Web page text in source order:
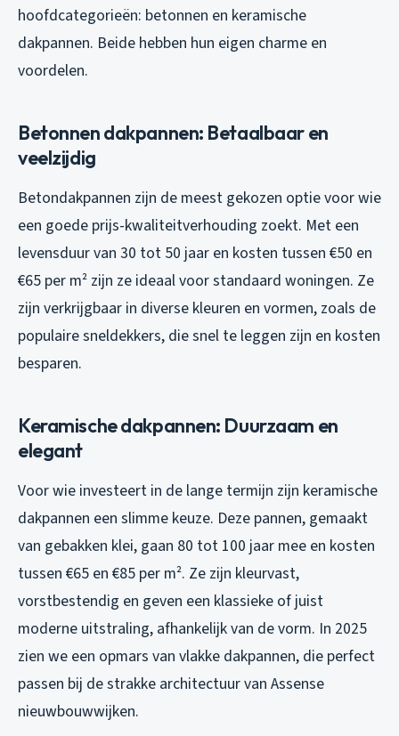
hoofdcategorieën: betonnen en keramische
dakpannen. Beide hebben hun eigen charme en
voordelen.
Betonnen dakpannen: Betaalbaar en
veelzijdig
Betondakpannen zijn de meest gekozen optie voor wie
een goede prijs-kwaliteitverhouding zoekt. Met een
levensduur van 30 tot 50 jaar en kosten tussen €50 en
€65 per m² zijn ze ideaal voor standaard woningen. Ze
zijn verkrijgbaar in diverse kleuren en vormen, zoals de
populaire sneldekkers, die snel te leggen zijn en kosten
besparen.
Keramische dakpannen: Duurzaam en
elegant
Voor wie investeert in de lange termijn zijn keramische
dakpannen een slimme keuze. Deze pannen, gemaakt
van gebakken klei, gaan 80 tot 100 jaar mee en kosten
tussen €65 en €85 per m². Ze zijn kleurvast,
vorstbestendig en geven een klassieke of juist
moderne uitstraling, afhankelijk van de vorm. In 2025
zien we een opmars van vlakke dakpannen, die perfect
passen bij de strakke architectuur van Assense
nieuwbouwwijken.